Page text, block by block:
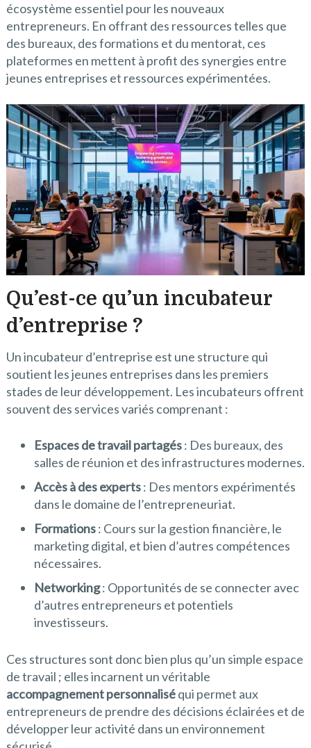
écosystème essentiel pour les nouveaux
entrepreneurs. En offrant des ressources telles que
des bureaux, des formations et du mentorat, ces
plateformes en mettent à profit des synergies entre
jeunes entreprises et ressources expérimentées.
Qu’est-ce qu’un incubateur
d’entreprise ?
Un incubateur d’entreprise est une structure qui
soutient les jeunes entreprises dans les premiers
stades de leur développement. Les incubateurs offrent
souvent des services variés comprenant :
Espaces de travail partagés: Des bureaux, des
salles de réunion et des infrastructures modernes.
Accès à des experts: Des mentors expérimentés
dans le domaine de l’entrepreneuriat.
Formations: Cours sur la gestion financière, le
marketing digital, et bien d’autres compétences
nécessaires.
Networking: Opportunités de se connecter avec
d’autres entrepreneurs et potentiels
investisseurs.
Ces structures sont donc bien plus qu’un simple espace
de travail ; elles incarnent un véritable
accompagnement personnaliséqui permet aux
entrepreneurs de prendre des décisions éclairées et de
développer leur activité dans un environnement